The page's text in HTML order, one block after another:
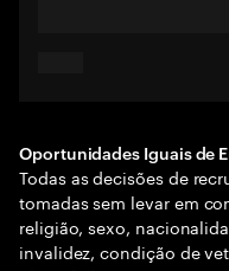
Oportunidades Iguais de
Todas as decisões de
tomadas sem levar em
religião, sexo,
invalidez, condição de